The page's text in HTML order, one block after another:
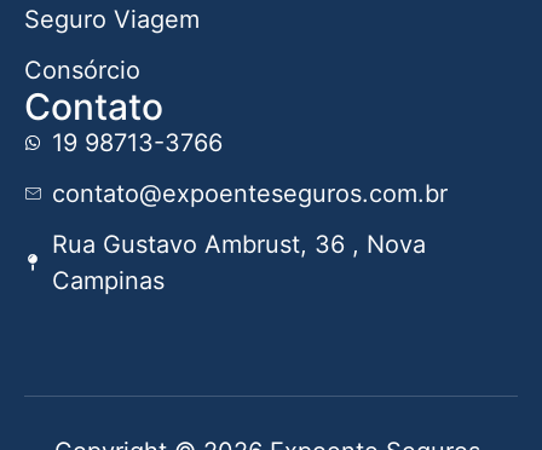
Seguro Viagem
Consórcio
Contato
19 98713-3766
contato@expoenteseguros.com.br
Rua Gustavo Ambrust, 36 , Nova
Campinas